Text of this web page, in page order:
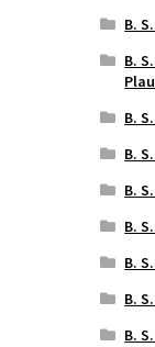
B.
B.
B.
B.
B.
B.
B.
B.
B.